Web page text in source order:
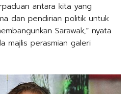
antara kita yang
dan pendirian politik untuk
Sarawak,” nyata
majlis perasmian galeri